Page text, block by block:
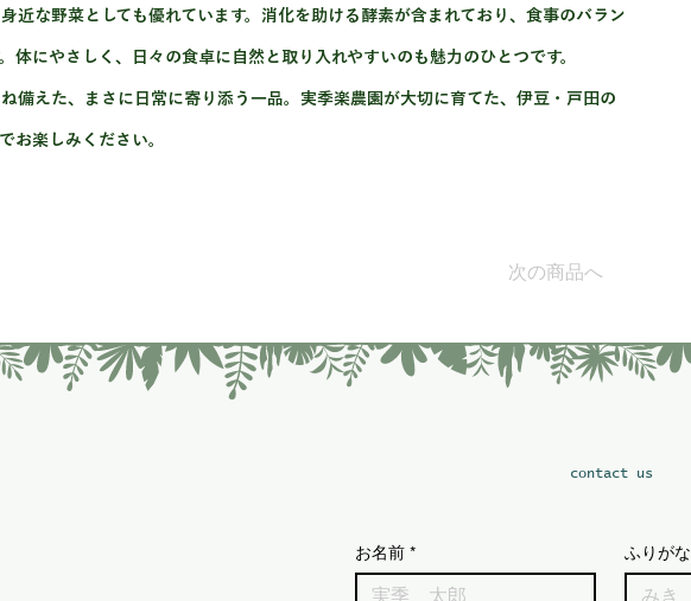
近な野菜としても優れています。消化を助ける酵素が含まれており、食事のバラン
体にやさしく、日々の食卓に自然と取り入れやすいのも魅力のひとつです。
備えた、まさに日常に寄り添う一品。実季楽農園が大切に育てた、伊豆・戸田の
お楽しみください。
次の商品へ
​contact us
お名前 * ふりがな